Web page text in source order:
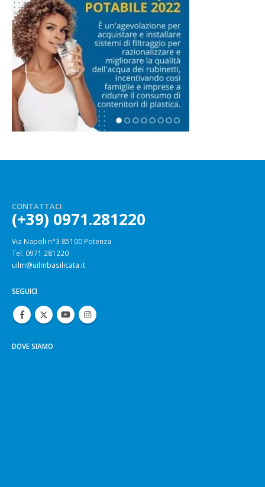
CONTATTACI
(+39) 0971.281220
Via Napoli n°3 85100 Potenza
Tel. 0971.281220